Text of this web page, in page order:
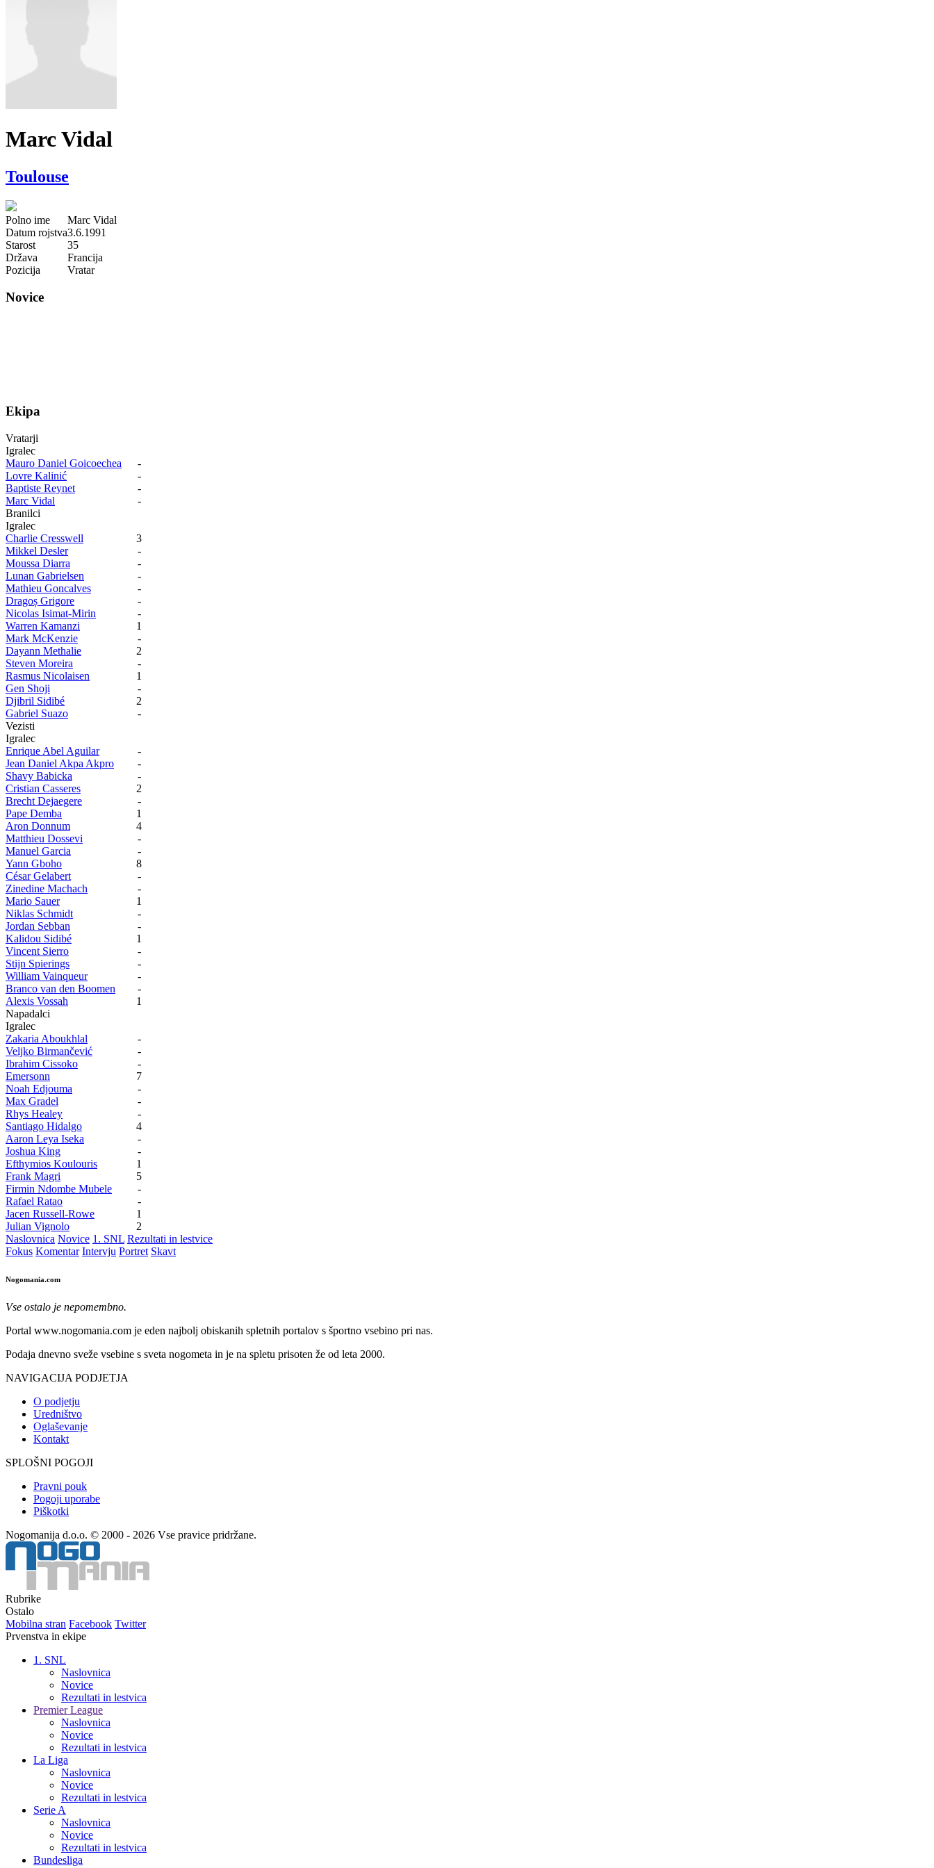
Marc Vidal
Toulouse
Polno ime
Marc Vidal
Datum rojstva3.6.1991
Starost
35
Država
Francija
Pozicija
Vratar
Novice
Ekipa
Vratarji
Igralec
Mauro Daniel Goicoechea
-
Lovre Kalinić
-
Baptiste Reynet
-
Marc Vidal
-
Branilci
Igralec
Charlie Cresswell
3
Mikkel Desler
-
Moussa Diarra
-
Lunan Gabrielsen
-
Mathieu Goncalves
-
Dragoș Grigore
-
Nicolas Isimat-Mirin
-
Warren Kamanzi
1
Mark McKenzie
-
Dayann Methalie
2
Steven Moreira
-
Rasmus Nicolaisen
1
Gen Shoji
-
Djibril Sidibé
2
Gabriel Suazo
-
Vezisti
Igralec
Enrique Abel Aguilar
-
Jean Daniel Akpa Akpro
-
Shavy Babicka
-
Cristian Casseres
2
Brecht Dejaegere
-
Pape Demba
1
Aron Donnum
4
Matthieu Dossevi
-
Manuel Garcia
-
Yann Gboho
8
César Gelabert
-
Zinedine Machach
-
Mario Sauer
1
Niklas Schmidt
-
Jordan Sebban
-
Kalidou Sidibé
1
Vincent Sierro
-
Stijn Spierings
-
William Vainqueur
-
Branco van den Boomen
-
Alexis Vossah
1
Napadalci
Igralec
Zakaria Aboukhlal
-
Veljko Birmančević
-
Ibrahim Cissoko
-
Emersonn
7
Noah Edjouma
-
Max Gradel
-
Rhys Healey
-
Santiago Hidalgo
4
Aaron Leya Iseka
-
Joshua King
-
Efthymios Koulouris
1
Frank Magri
5
Firmin Ndombe Mubele
-
Rafael Ratao
-
Jacen Russell-Rowe
1
Julian Vignolo
2
Naslovnica Novice 1. SNL Rezultati in lestvice
Fokus Komentar Intervju Portret Skavt
Nogomania.com
Vse ostalo je nepomembno.
Portal www.nogomania.com je eden najbolj obiskanih spletnih portalov s športno vsebino pri nas.
Podaja dnevno sveže vsebine s sveta nogometa in je na spletu prisoten že od leta 2000.
NAVIGACIJA PODJETJA
O podjetju
Uredništvo
Oglaševanje
Kontakt
SPLOŠNI POGOJI
Pravni pouk
Pogoji uporabe
Piškotki
Nogomanija d.o.o. © 2000 - 2026 Vse pravice pridržane.
Rubrike
Ostalo
Mobilna stran Facebook Twitter
Prvenstva in ekipe
1. SNL
Naslovnica
Novice
Rezultati in lestvica
Premier League
Naslovnica
Novice
Rezultati in lestvica
La Liga
Naslovnica
Novice
Rezultati in lestvica
Serie A
Naslovnica
Novice
Rezultati in lestvica
Bundesliga